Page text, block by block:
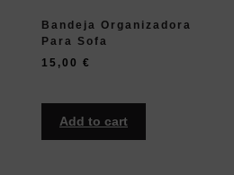
Bandeja Organizadora
Para Sofa
15,00 €
Add to cart